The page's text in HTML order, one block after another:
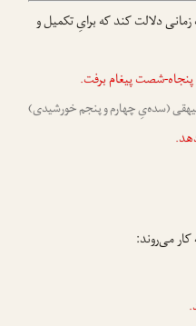
زمانی دلالت کند که برایِ تکمیل و
شصت پیغام برفت.
(سده‌یِ چهارم و پنجم خورشیدی)
می‌روند: